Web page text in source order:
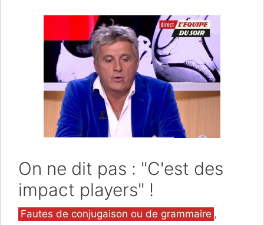
On ne dit pas : "C'est des
impact players" !
Catégories
Fautes de conjugaison ou de grammaire ,